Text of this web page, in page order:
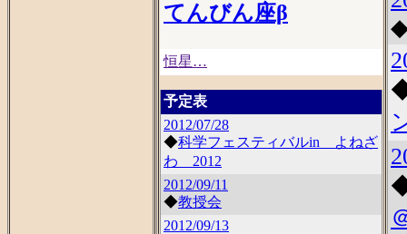
てんびん座β
恒星…
予定表
2012/07/28
◆科学フェスティバルin よねざ
わ 2012
2012/09/11
◆教授会
2012/09/13